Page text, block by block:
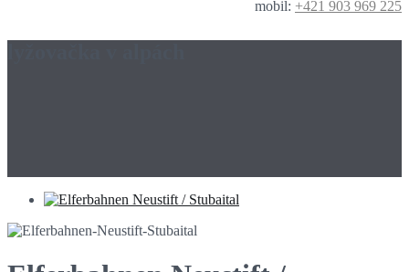
mobil: +421 903 969 225